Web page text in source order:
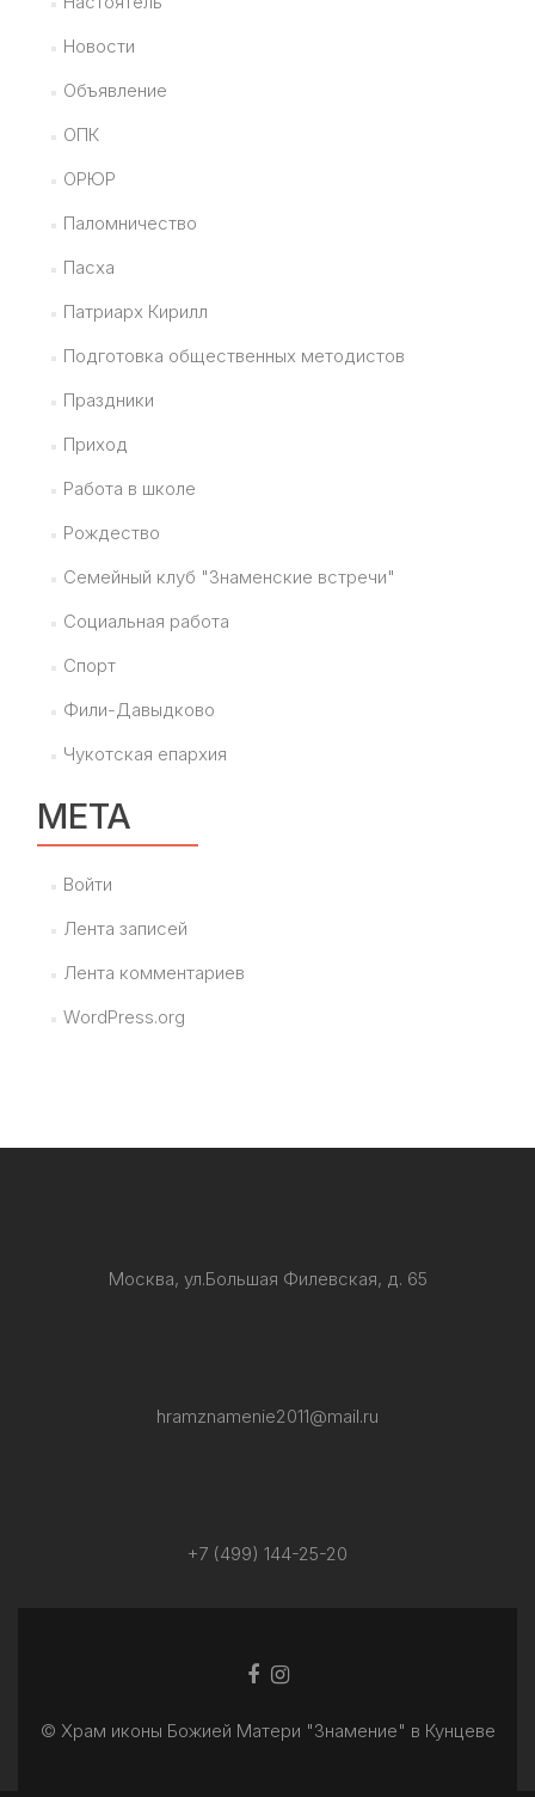
Новости
Объявление
ОПК
ОРЮР
Паломничество
Пасха
Патриарх Кирилл
Подготовка общественных методистов
Праздники
Приход
Работа в школе
Рождество
Семейный клуб "Знаменские встречи"
Социальная работа
Спорт
Фили-Давыдково
Чукотская епархия
МЕТА
Войти
Лента записей
Лента комментариев
WordPress.org
Москва, ул.Большая Филевская, д. 65
hramznamenie2011@mail.ru
+7 (499) 144-25-20
Facebook
Ссылка
© Храм иконы Божией Матери "Знамение" в Кунцеве